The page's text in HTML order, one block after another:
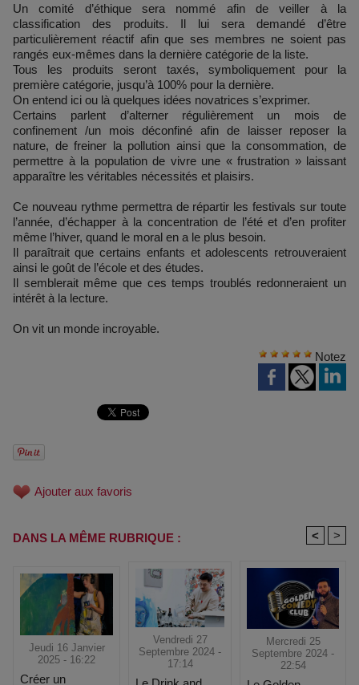
Un comité d’éthique sera nommé afin de veiller à la
classification des produits. Il lui sera demandé d’être
particulièrement réactif afin que ses membres ne soient pas
rangés eux-mêmes dans la dernière catégorie de la liste.
Tous les produits seront taxés, symboliquement pour la
première catégorie, jusqu’à 100% pour la dernière.
On entend ici ou là quelques idées novatrices s’exprimer.
Certains parlent d’alterner régulièrement un mois de
confinement /un mois déconfiné afin de laisser reposer la
nature, de freiner la pollution ainsi que la consommation, de
permettre à la population de vivre une « frustration » laissant
apparaître les véritables nécessités et plaisirs.
Ce nouveau rythme permettra de répartir les festivals sur toute
l’année, d’échapper à la concentration de l’été et d’en profiter
même l’hiver, quand le moral en a le plus besoin.
Il paraîtrait que certains enfants et adolescents retrouveraient
ainsi le goût de l’école et des études.
Il semblerait même que ces temps troublés redonneraient un
intérêt à la lecture.
On vit un monde incroyable.
Notez
Ajouter aux favoris
DANS LA MÊME RUBRIQUE : < >
Jeudi 16 Janvier
2025 - 16:22
Créer un
Vendredi 27
Septembre 2024 -
17:14
Mercredi 25
Septembre 2024 -
22:54